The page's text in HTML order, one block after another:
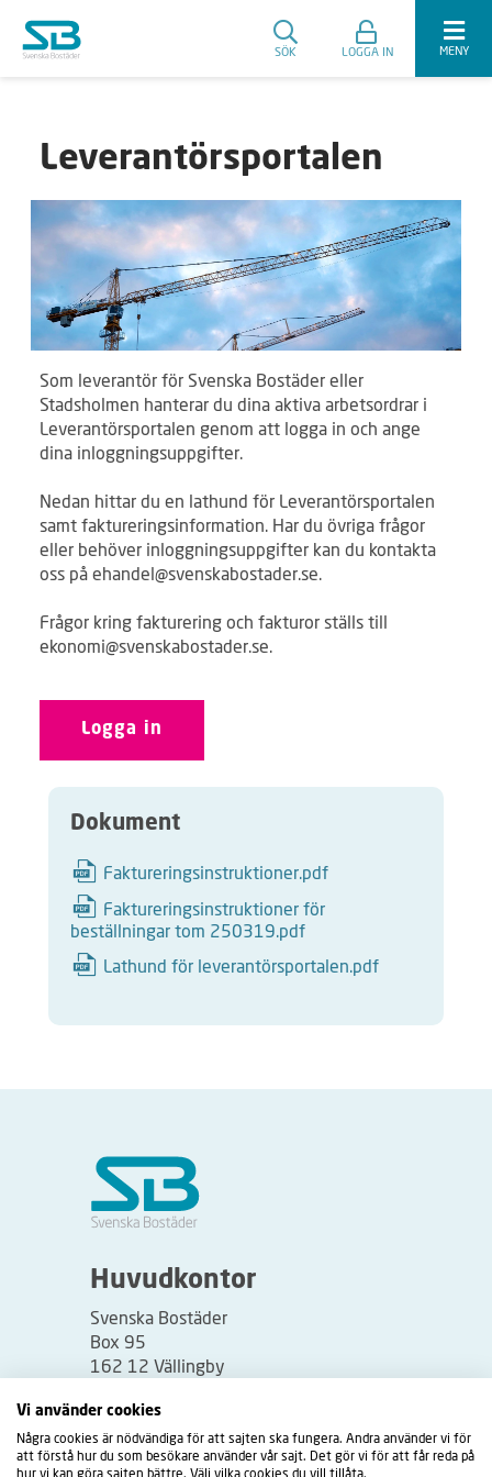
SÖK LOGGA IN MENY
Leverantörsportalen
Som leverantör för Svenska Bostäder eller
Stadsholmen hanterar du dina aktiva arbetsordrar i
Leverantörsportalen genom att logga in och ange
dina inloggningsuppgifter.
Nedan hittar du en lathund för Leverantörsportalen
samt faktureringsinformation. Har du övriga frågor
eller behöver inloggningsuppgifter kan du kontakta
oss på ehandel@svenskabostader.se.
Frågor kring fakturering och fakturor ställs till
ekonomi@svenskabostader.se.
Logga in
Dokument
Faktureringsinstruktioner.pdf
Faktureringsinstruktioner för
beställningar tom 250319.pdf
Lathund för leverantörsportalen.pdf
Huvudkontor
Svenska Bostäder
Box 95
162 12 Vällingby
Besöksadress:
Vällingbyplan 2
Vi använder cookies
Några cookies är nödvändiga för att sajten ska fungera. Andra använder vi för
att förstå hur du som besökare använder vår sajt. Det gör vi för att får reda på
hur vi kan göra sajten bättre. Välj vilka cookies du vill tillåta.